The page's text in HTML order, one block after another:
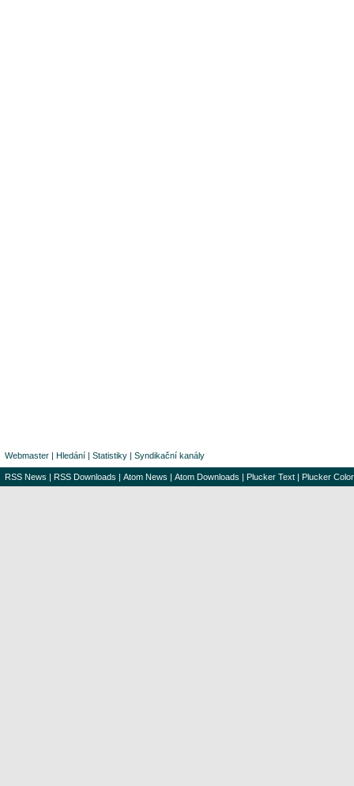
Webmaster | Hledání | Statistiky | Syndikační kanály
RSS News | RSS Downloads | Atom News | Atom Downloads | Plucker Text | Plucker Color